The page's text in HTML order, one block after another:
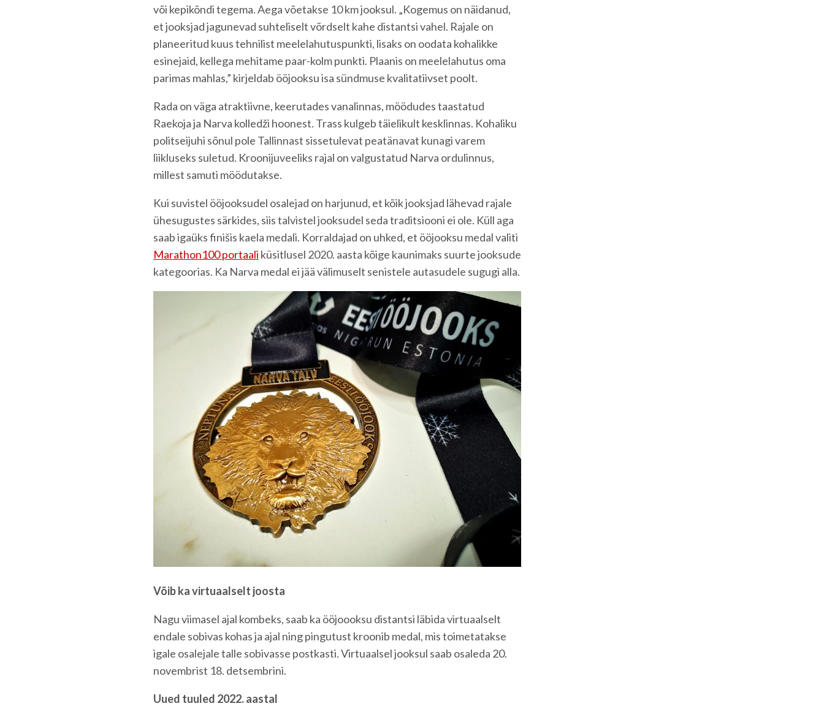
või kepikõndi tegema. Aega võetakse 10 km jooksul. „Kogemus on näidanud,
et jooksjad jagunevad suhteliselt võrdselt kahe distantsi vahel. Rajale on
planeeritud kuus tehnilist meelelahutuspunkti, lisaks on oodata kohalikke
esinejaid, kellega mehitame paar-kolm punkti. Plaanis on meelelahutus oma
parimas mahlas,” kirjeldab ööjooksu isa sündmuse kvalitatiivset poolt.
Rada on väga atraktiivne, keerutades vanalinnas, möödudes taastatud
Raekoja ja Narva kolledži hoonest. Trass kulgeb täielikult kesklinnas. Kohaliku
politseijuhi sõnul pole Tallinnast sissetulevat peatänavat kunagi varem
liikluseks suletud. Kroonijuveeliks rajal on valgustatud Narva ordulinnus,
millest samuti möödutakse.
Kui suvistel ööjooksudel osalejad on harjunud, et kõik jooksjad lähevad rajale
ühesugustes särkides, siis talvistel jooksudel seda traditsiooni ei ole. Küll aga
saab igaüks finišis kaela medali. Korraldajad on uhked, et ööjooksu medal valiti
Marathon100 portaali küsitlusel 2020. aasta kõige kaunimaks suurte jooksude
kategoorias. Ka Narva medal ei jää välimuselt senistele autasudele sugugi alla.
Võib ka virtuaalselt joosta
Nagu viimasel ajal kombeks, saab ka ööjoooksu distantsi läbida virtuaalselt
endale sobivas kohas ja ajal ning pingutust kroonib medal, mis toimetatakse
igale osalejale talle sobivasse postkasti. Virtuaalsel jooksul saab osaleda 20.
novembrist 18. detsembrini.
Uued tuuled 2022. aastal